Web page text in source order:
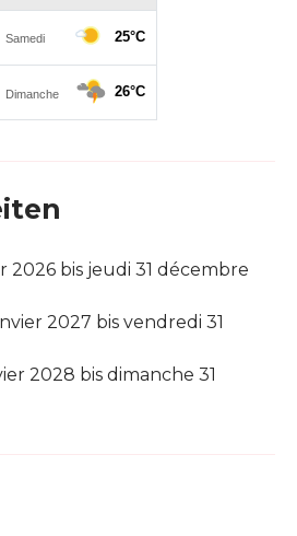
2026 bis jeudi 31 décembre
2027 bis vendredi 31
2028 bis dimanche 31